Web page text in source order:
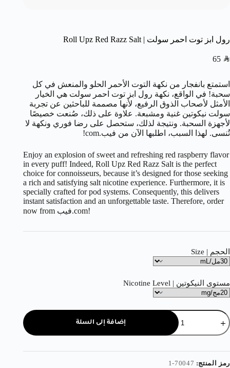
رول ابز توت احمر سولت | Roll Upz Red Razz Salt
65 SAR
استمتع بانفجار من نكهة التوت الأحمر الحلو والمنعش في كل
سحبة! في الواقع، نكهة رول ابز توت احمر سولت هي الخيار
الأمثل لأصحاب الذوق الرفيع، لأنها مصممة للباحثين عن تجربة
سولت نيكوتين غنية ومشبعة. علاوة على ذلك، صُنعت خصيصًا
لأجهزة السحبة. ونتيجة لذلك، ستحصل على رضا فوري ونكهة لا
تُنسى. لهذا السبب، اطلبها الآن من فيب.com!
Enjoy an explosion of sweet and refreshing red raspberry flavor
in every puff! Indeed, Roll Upz Red Razz Salt is the perfect
choice for connoisseurs, because it’s designed for those seeking
a rich and satisfying salt nicotine experience. Furthermore, it is
specially crafted for pod systems. Consequently, this delivers
instant satisfaction and an unforgettable taste. Therefore, order
now from فيب.com!
الحجم | Size
مستوى النيكوتين | Nicotine Level
إضافة إلى السلة
رمز المنتج: 70047-1